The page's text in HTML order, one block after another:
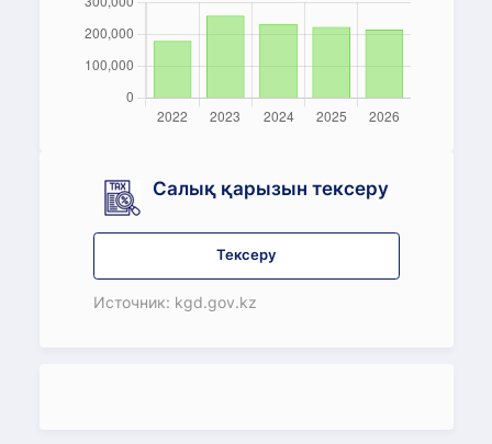
Салық қарызын тексеру
Тексеру
Источник: kgd.gov.kz